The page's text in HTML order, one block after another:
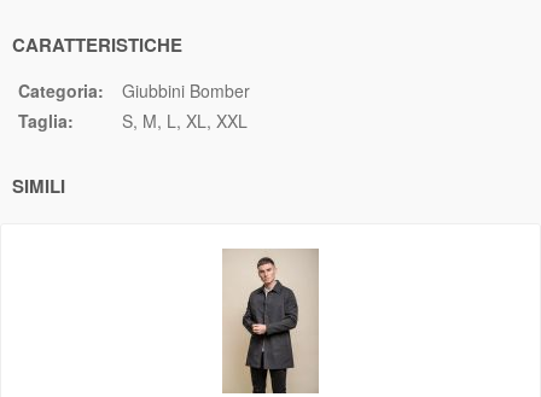
CARATTERISTICHE
Categoria:
Giubbini Bomber
Taglia:
S M L XL XXL
SIMILI